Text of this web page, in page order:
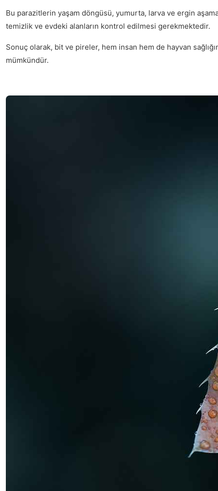
Bu parazitlerin yaşam döngüsü, yumurta, larva ve ergin
temizlik ve evdeki alanların kontrol edilmesi gerekmektedir.
Sonuç olarak, bit ve pireler, hem insan hem de hayvan
mümkündür.